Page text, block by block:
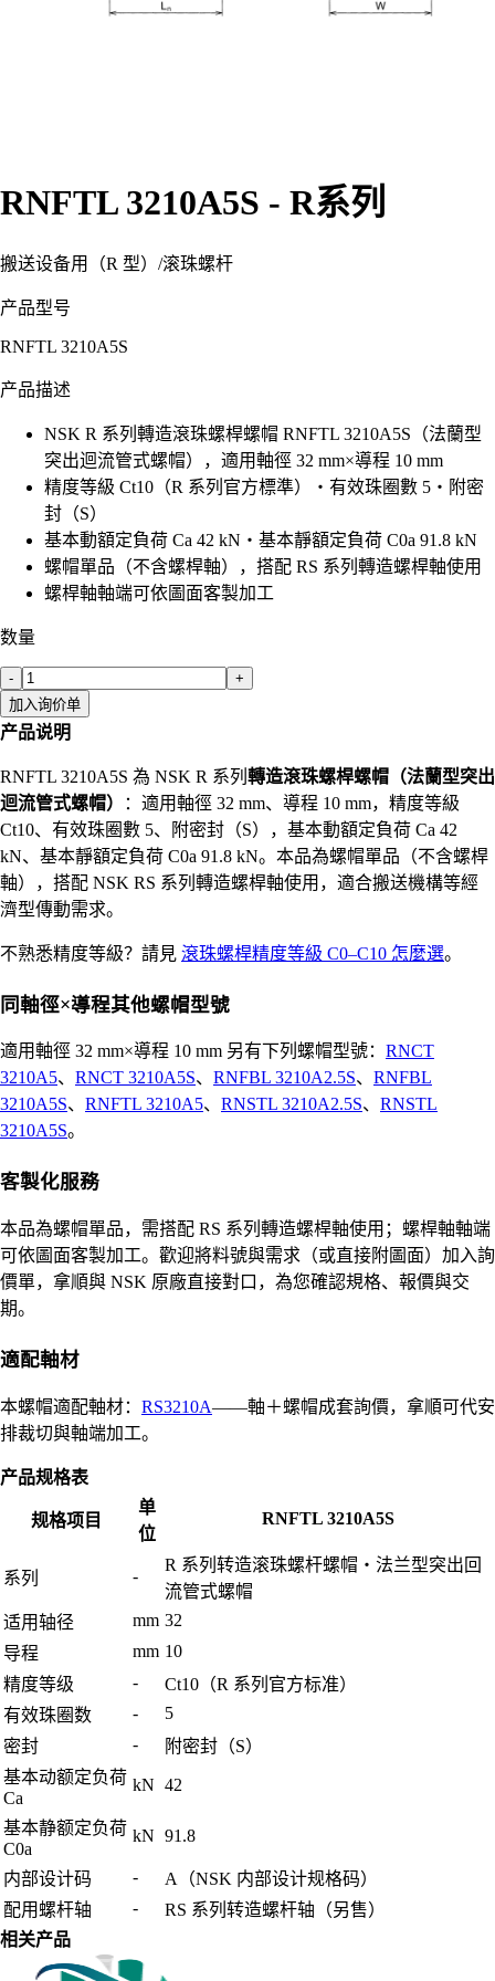
RNFTL 3210A5S - R系列
搬送设备用（R 型） /滚珠螺杆
产品型号
RNFTL 3210A5S
产品描述
NSK R 系列轉造滾珠螺桿螺帽 RNFTL 3210A5S（法蘭型
突出迴流管式螺帽），適用軸徑 32 mm×導程 10 mm
精度等級 Ct10（R 系列官方標準）・有效珠圈數 5・附密
封（S）
基本動額定負荷 Ca 42 kN・基本靜額定負荷 C0a 91.8 kN
螺帽單品（不含螺桿軸），搭配 RS 系列轉造螺桿軸使用
螺桿軸軸端可依圖面客製加工
数量
-
+
加入询价单
产品说明
RNFTL 3210A5S 為 NSK R 系列 轉造滾珠螺桿螺帽（法蘭型突出
迴流管式螺帽）
：適用軸徑 32 mm、導程 10 mm，精度等級
Ct10、有效珠圈數 5、附密封（S），基本動額定負荷 Ca 42
kN、基本靜額定負荷 C0a 91.8 kN。本品為螺帽單品（不含螺桿
軸），搭配 NSK RS 系列轉造螺桿軸使用，適合搬送機構等經
濟型傳動需求。
不熟悉精度等級？請見 滾珠螺桿精度等級 C0–C10 怎麼選。
同軸徑×導程其他螺帽型號
適用軸徑 32 mm×導程 10 mm 另有下列螺帽型號： RNCT
3210A5、 RNCT 3210A5S、 RNFBL 3210A2.5S、 RNFBL
3210A5S、 RNFTL 3210A5、 RNSTL 3210A2.5S、 RNSTL
3210A5S。
客製化服務
本品為螺帽單品，需搭配 RS 系列轉造螺桿軸使用；螺桿軸軸端
可依圖面客製加工。歡迎將料號與需求（或直接附圖面）加入詢
價單，拿順與 NSK 原廠直接對口，為您確認規格、報價與交
期。
適配軸材
本螺帽適配軸材： RS3210A——軸＋螺帽成套詢價，拿順可代安
排裁切與軸端加工。
产品规格表
规格项目
单
位
RNFTL 3210A5S
系列 -
R 系列转造滚珠螺杆螺帽・法兰型突出回
流管式螺帽
适用轴径
mm 32
导程
mm 10
精度等级
-
Ct10（R 系列官方标准）
有效珠圈数
-
5
密封
-
附密封（S）
基本动额定负荷
Ca
kN 42
基本静额定负荷
C0a
kN 91.8
内部设计码 -
A（NSK 内部设计规格码）
配用螺杆轴
-
RS 系列转造螺杆轴（另售）
相关产品